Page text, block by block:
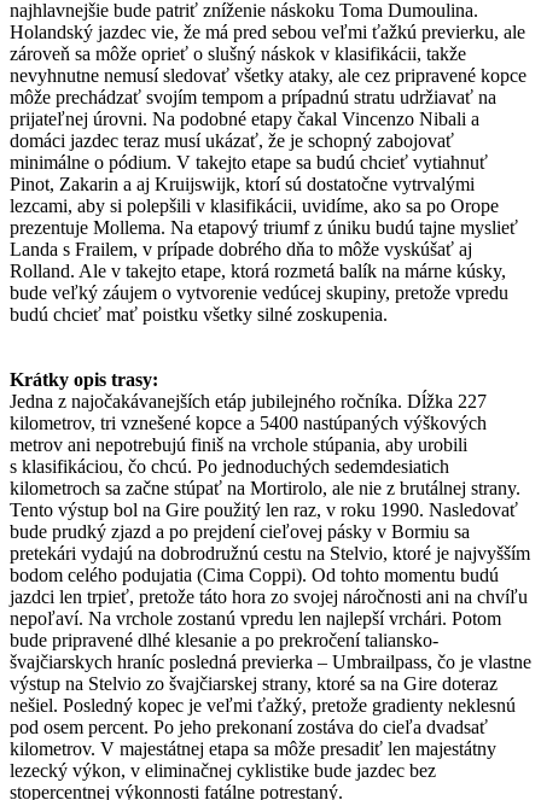
najhlavnejšie bude patriť zníženie náskoku Toma Dumoulina.
Holandský jazdec vie, že má pred sebou veľmi ťažkú previerku, ale
zároveň sa môže oprieť o slušný náskok v klasifikácii, takže
nevyhnutne nemusí sledovať všetky ataky, ale cez pripravené kopce
môže prechádzať svojím tempom a prípadnú stratu udržiavať na
prijateľnej úrovni. Na podobné etapy čakal Vincenzo Nibali a
domáci jazdec teraz musí ukázať, že je schopný zabojovať
minimálne o pódium. V takejto etape sa budú chcieť vytiahnuť
Pinot, Zakarin a aj Kruijswijk, ktorí sú dostatočne vytrvalými
lezcami, aby si polepšili v klasifikácii, uvidíme, ako sa po Orope
prezentuje Mollema. Na etapový triumf z úniku budú tajne myslieť
Landa s Frailem, v prípade dobrého dňa to môže vyskúšať aj
Rolland. Ale v takejto etape, ktorá rozmetá balík na márne kúsky,
bude veľký záujem o vytvorenie vedúcej skupiny, pretože vpredu
budú chcieť mať poistku všetky silné zoskupenia.
Krátky opis trasy:
Jedna z najočakávanejších etáp jubilejného ročníka. Dĺžka 227
kilometrov, tri vznešené kopce a 5400 nastúpaných výškových
metrov ani nepotrebujú finiš na vrchole stúpania, aby urobili
s klasifikáciou, čo chcú. Po jednoduchých sedemdesiatich
kilometroch sa začne stúpať na Mortirolo, ale nie z brutálnej strany.
Tento výstup bol na Gire použitý len raz, v roku 1990. Nasledovať
bude prudký zjazd a po prejdení cieľovej pásky v Bormiu sa
pretekári vydajú na dobrodružnú cestu na Stelvio, ktoré je najvyšším
bodom celého podujatia (Cima Coppi). Od tohto momentu budú
jazdci len trpieť, pretože táto hora zo svojej náročnosti ani na chvíľu
nepoľaví. Na vrchole zostanú vpredu len najlepší vrchári. Potom
bude pripravené dlhé klesanie a po prekročení taliansko-
švajčiarskych hraníc posledná previerka – Umbrailpass, čo je vlastne
výstup na Stelvio zo švajčiarskej strany, ktoré sa na Gire doteraz
nešiel. Posledný kopec je veľmi ťažký, pretože gradienty neklesnú
pod osem percent. Po jeho prekonaní zostáva do cieľa dvadsať
kilometrov. V majestátnej etapa sa môže presadiť len majestátny
lezecký výkon, v eliminačnej cyklistike bude jazdec bez
stopercentnej výkonnosti fatálne potrestaný.